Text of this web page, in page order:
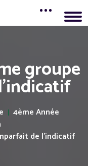
groupe
4ème Année
de l’indicatif